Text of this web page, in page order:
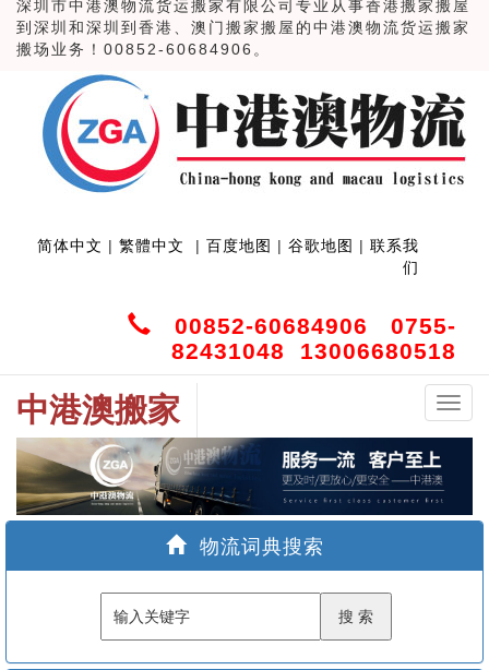
深圳市中港澳物流货运搬家有限公司专业从事香港搬家搬屋
到深圳和深圳到香港、澳门搬家搬屋的中港澳物流货运搬家
搬场业务！00852-60684906。
简体中文 | 繁體中文 | 百度地图 | 谷歌地图 | 联系我
们
00852-60684906 0755-
82431048 13006680518
中
港
中港澳搬家
物流词典搜索